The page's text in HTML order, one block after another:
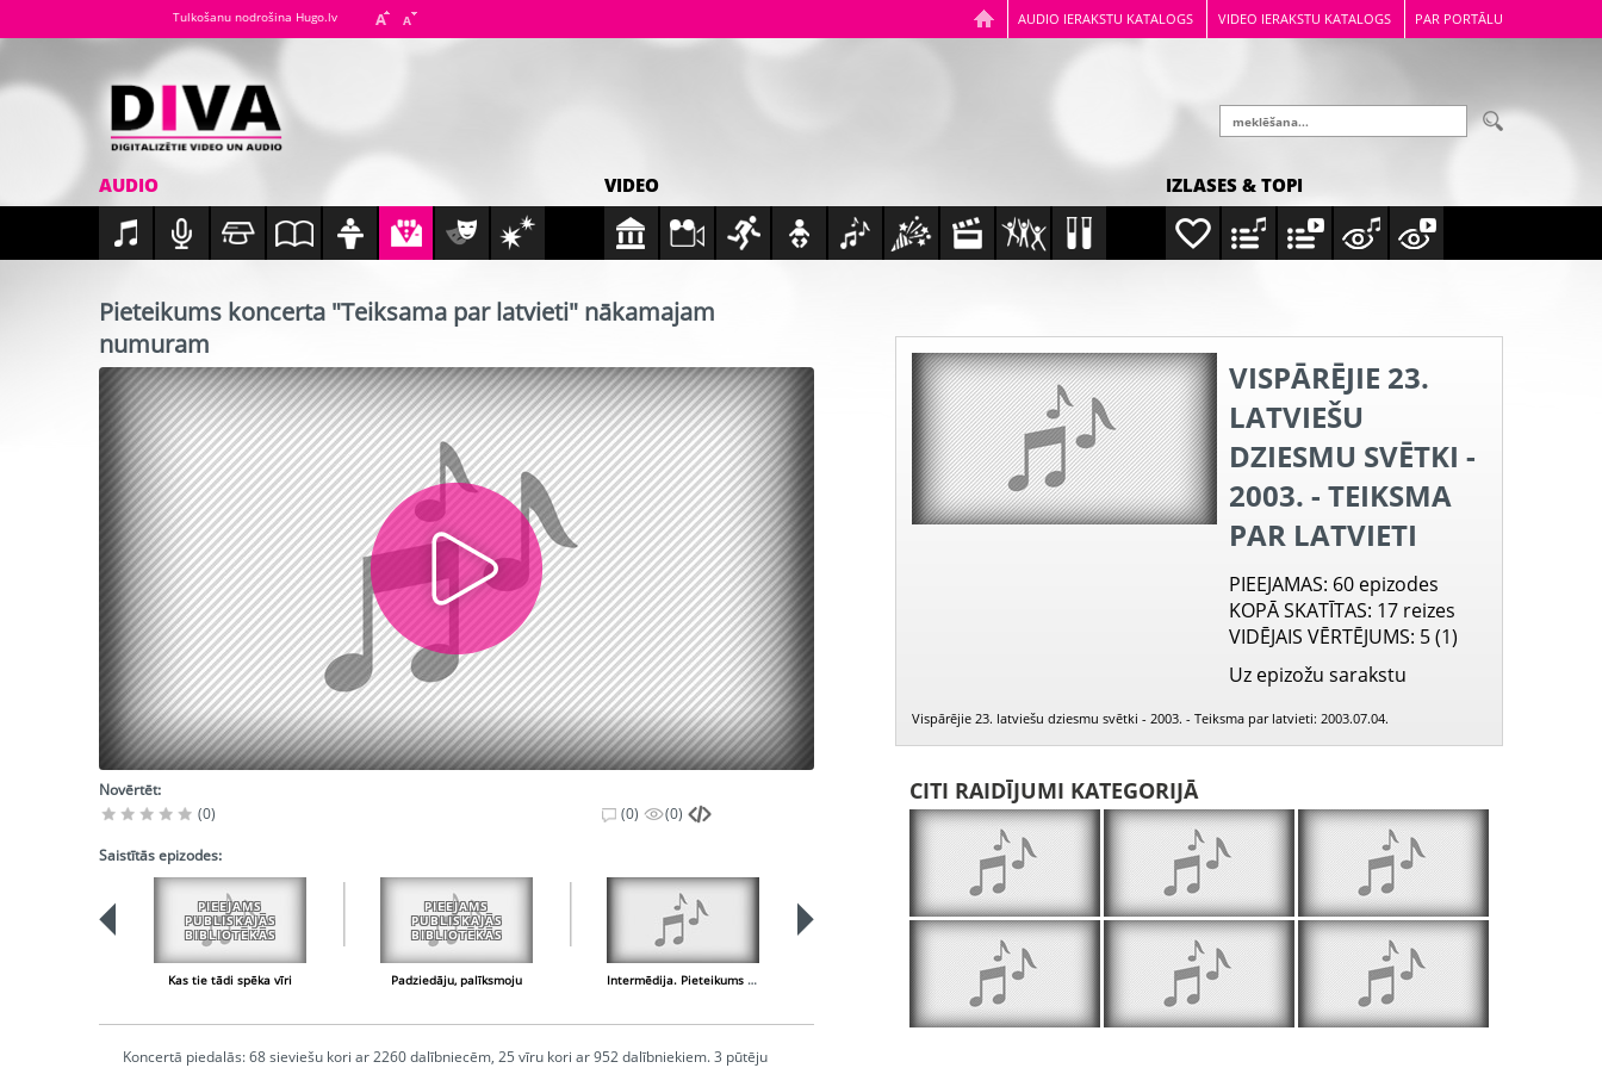
AUDIO IERAKSTU KATALOGS VIDEO IERAKSTU KATALOGS PAR PORTĀLU
Tulkošanu nodrošina Hugo.lv
AUDIO VIDEO IZLASES & TOPI
Pieteikums koncerta "Teiksama par latvieti" nākamajam
numuram
Novērtēt:
(0)
(0) (0)
Saistītās epizodes:
PIEEJAMS
PUBLISKAJĀS
BIBLIOTĒKĀS
Kas tie tādi spēka vīri
PIEEJAMS
PUBLISKAJĀS
BIBLIOTĒKĀS
Padziedāju, palīksmoju Intermēdija. Pieteikums koncerta "Teiksma par latvieti" nākamajam numuram
PIEEJAMS
PUBLISKAJĀS
BIBLIOTĒKĀS
Mežezers Pieteikums koncerta "Teiksama par latvieti" nākamajam numuram
PIEEJAMS
PUBLISKAJĀS
BIBLIOTĒKĀS
Ābeļziedā
Koncertā piedalās: 68 sieviešu kori ar 2260 dalībniecēm, 25 vīru kori ar 952 dalībniekiem. 3 pūtēju
VISPĀRĒJIE 23.
LATVIEŠU
DZIESMU SVĒTKI -
2003. - TEIKSMA
PAR LATVIETI
PIEEJAMAS: 60 epizodes
KOPĀ SKATĪTAS: 17 reizes
VIDĒJAIS VĒRTĒJUMS: 5 (1)
Uz epizožu sarakstu
Vispārējie 23. latviešu dziesmu svētki - 2003. - Teiksma par latvieti: 2003.07.04.
CITI RAIDĪJUMI KATEGORIJĀ